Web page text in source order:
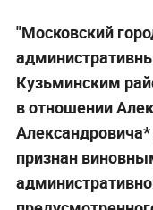
"Московский
Кузьминским
в отношении
признан